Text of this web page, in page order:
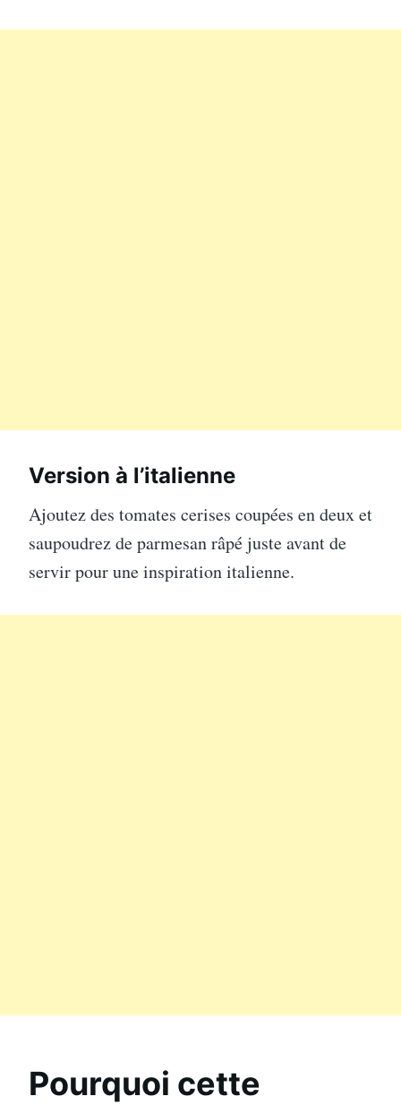
Version à l’italienne
Ajoutez des tomates cerises coupées en deux et
saupoudrez de parmesan râpé juste avant de
servir pour une inspiration italienne.
Pourquoi cette